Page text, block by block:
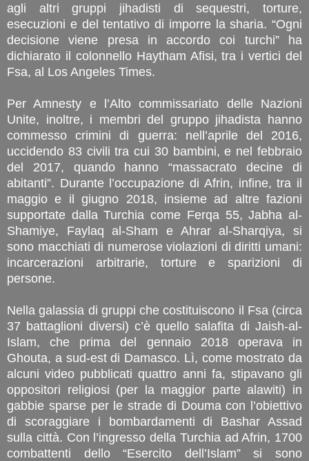
agli altri gruppi jihadisti di sequestri, torture,
esecuzioni e del tentativo di imporre la sharia. “Ogni
decisione viene presa in accordo coi turchi” ha
dichiarato il colonnello Haytham Afisi, tra i vertici del
Fsa, al Los Angeles Times.
Per Amnesty e l’Alto commissariato delle Nazioni
Unite, inoltre, i membri del gruppo jihadista hanno
commesso crimini di guerra: nell’aprile del 2016,
uccidendo 83 civili tra cui 30 bambini, e nel febbraio
del 2017, quando hanno “massacrato decine di
abitanti”. Durante l’occupazione di Afrin, infine, tra il
maggio e il giugno 2018, insieme ad altre fazioni
supportate dalla Turchia come Ferqa 55, Jabha al-
Shamiye, Faylaq al-Sham e Ahrar al-Sharqiya, si
sono macchiati di numerose violazioni di diritti umani:
incarcerazioni arbitrarie, torture e sparizioni di
persone.
Nella galassia di gruppi che costituiscono il Fsa (circa
37 battaglioni diversi) c’è quello salafita di Jaish-al-
Islam, che prima del gennaio 2018 operava in
Ghouta, a sud-est di Damasco. Lì, come mostrato da
alcuni video pubblicati quattro anni fa, stipavano gli
oppositori religiosi (per la maggior parte alawiti) in
gabbie sparse per le strade di Douma con l’obiettivo
di scoraggiare i bombardamenti di Bashar Assad
sulla città. Con l’ingresso della Turchia ad Afrin, 1700
combattenti dello “Esercito dell’Islam” si sono